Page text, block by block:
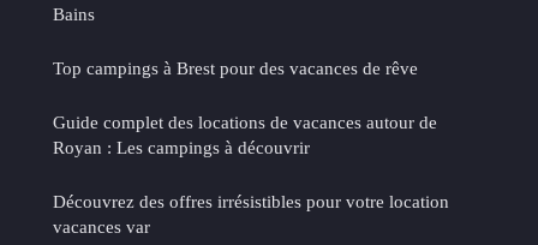
Bains
Top campings à Brest pour des vacances de rêve
Guide complet des locations de vacances autour de
Royan : Les campings à découvrir
Découvrez des offres irrésistibles pour votre location
vacances var